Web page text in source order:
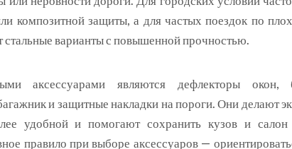
композитной защиты, а для частых поездок по
стальные варианты с повышенной прочностью.
аксессуарами являются дефлекторы окон,
и защитные накладки на пороги. Они делают
удобной и помогают сохранить кузов и
правило при выборе аксессуаров —